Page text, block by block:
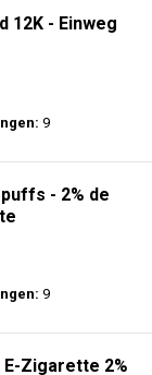
12K - Einweg
9
- 2% de
9
Zigarette 2%